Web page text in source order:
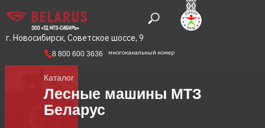
многоканальный номер
8 800 600 3636
г. Новосибирск, Советское шоссе, 9
Лесные машины МТЗ
Беларус
Каталог